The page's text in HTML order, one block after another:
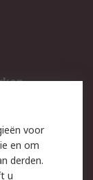
voor
en om
derden.
u